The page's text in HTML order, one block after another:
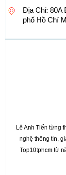
Địa Chỉ: 80A
phố Hồ Chí
Lê Anh Tiến từng
nghệ thông tin,
Top10tphcm từ